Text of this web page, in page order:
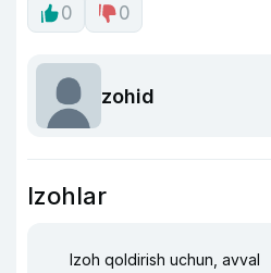
0 0
zohid
Izohlar
Izoh qoldirish uchun, avval